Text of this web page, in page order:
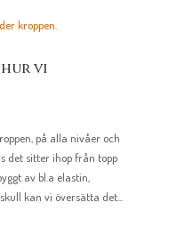
vi
på alla nivåer och
det sitter ihop från topp
av bl.a elastin,
kan vi översätta det...